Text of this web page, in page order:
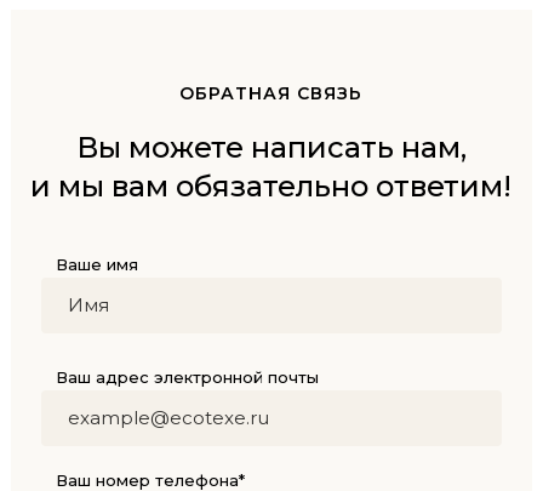
ОБРАТНАЯ СВЯЗЬ
Вы можете написать нам,
и мы вам обязательно ответим!
Ваше имя
Ваш адрес электронной почты
Ваш номер телефона*